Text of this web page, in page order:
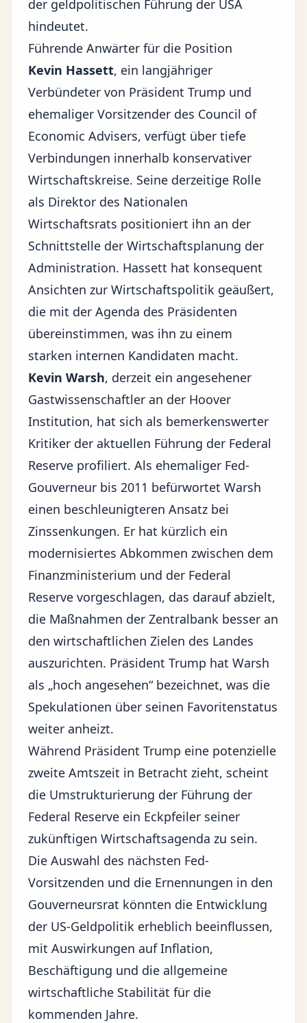
der geldpolitischen Führung der USA
hindeutet.
Führende Anwärter für die Position
Kevin Hassett, ein langjähriger
Verbündeter von Präsident Trump und
ehemaliger Vorsitzender des Council of
Economic Advisers, verfügt über tiefe
Verbindungen innerhalb konservativer
Wirtschaftskreise. Seine derzeitige Rolle
als Direktor des Nationalen
Wirtschaftsrats positioniert ihn an der
Schnittstelle der Wirtschaftsplanung der
Administration. Hassett hat konsequent
Ansichten zur Wirtschaftspolitik geäußert,
die mit der Agenda des Präsidenten
übereinstimmen, was ihn zu einem
starken internen Kandidaten macht.
Kevin Warsh, derzeit ein angesehener
Gastwissenschaftler an der Hoover
Institution, hat sich als bemerkenswerter
Kritiker der aktuellen Führung der Federal
Reserve profiliert. Als ehemaliger Fed-
Gouverneur bis 2011 befürwortet Warsh
einen beschleunigteren Ansatz bei
Zinssenkungen. Er hat kürzlich ein
modernisiertes Abkommen zwischen dem
Finanzministerium und der Federal
Reserve vorgeschlagen, das darauf abzielt,
die Maßnahmen der Zentralbank besser an
den wirtschaftlichen Zielen des Landes
auszurichten. Präsident Trump hat Warsh
als „hoch angesehen“ bezeichnet, was die
Spekulationen über seinen Favoritenstatus
weiter anheizt.
Während Präsident Trump eine potenzielle
zweite Amtszeit in Betracht zieht, scheint
die Umstrukturierung der Führung der
Federal Reserve ein Eckpfeiler seiner
zukünftigen Wirtschaftsagenda zu sein.
Die Auswahl des nächsten Fed-
Vorsitzenden und die Ernennungen in den
Gouverneursrat könnten die Entwicklung
der US-Geldpolitik erheblich beeinflussen,
mit Auswirkungen auf Inflation,
Beschäftigung und die allgemeine
wirtschaftliche Stabilität für die
kommenden Jahre.